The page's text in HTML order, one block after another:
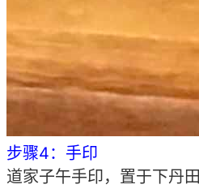
步骤4：手印
道家子午手印，置于下丹田